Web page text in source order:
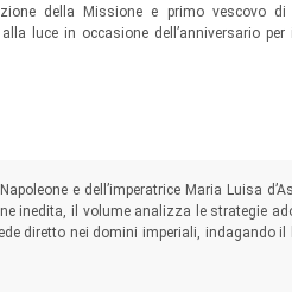
della Missione e primo vescovo
luce in occasione dell’anniversario
storico che vede la sua figura al
storia dello schiavismo americano di
e dell’imperatrice Maria Luisa
inedita, il volume analizza le strategie
diretto nei domini imperiali, indagando
dinastico e l’elaborazione